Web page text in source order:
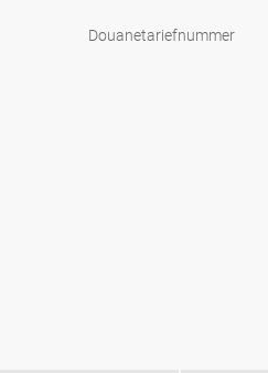
Douanetariefnummer